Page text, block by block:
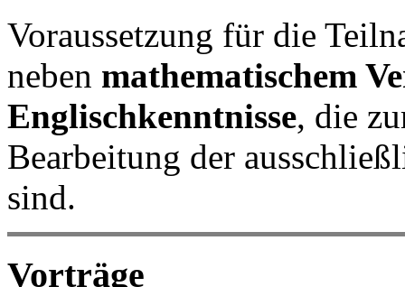
Voraussetzung für die
neben mathematischem
Englischkenntnisse, die
Bearbeitung der
sind.
Vorträge